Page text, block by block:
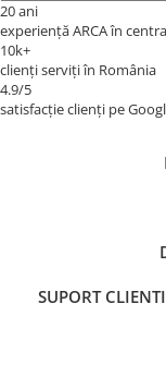
20 ani
experiență ARCA în
10k+
clienți serviți în România
4.9/5
satisfacție clienți pe
SUPORT CLIENTI